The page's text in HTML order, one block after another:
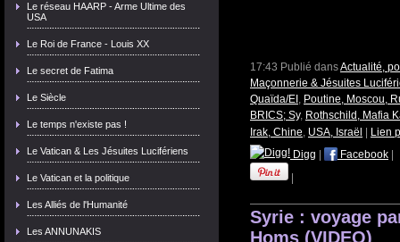
Le réseau HAARP - Arme Ultime des
USA
Le Roi de France - Louis XX
Le secret de Fatima
Le Siècle
Le temps n'existe pas !
Le Vatican & Les Jésuites Lucifériens
Le Vatican et la politique
Les Alliés de l'Humanité
Les ANNUNAKIS
17:43 Publié dansActualité,
Maçonnerie & Jésuites
Quaïda/EI , Poutine, Moscou,
BRICS; Sy, Rothschild, Mafia
Irak, Chine, USA, Israël
Lien
Digg
Facebook
Syrie : voyage
Homs (VIDEO)